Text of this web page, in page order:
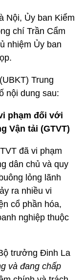
Nội, Ủy ban Kiểm
chí Trần Cẩm
nhiệm Ủy ban
Trung
nội dung sau:
phạm đối với
Vận tải (GTVT)
đã vi phạm
dân chủ và quy
lỏng lãnh
ra nhiều vi
cổ phần hóa,
nghiệp thuộc
trưởng Đinh La
và đang chấp